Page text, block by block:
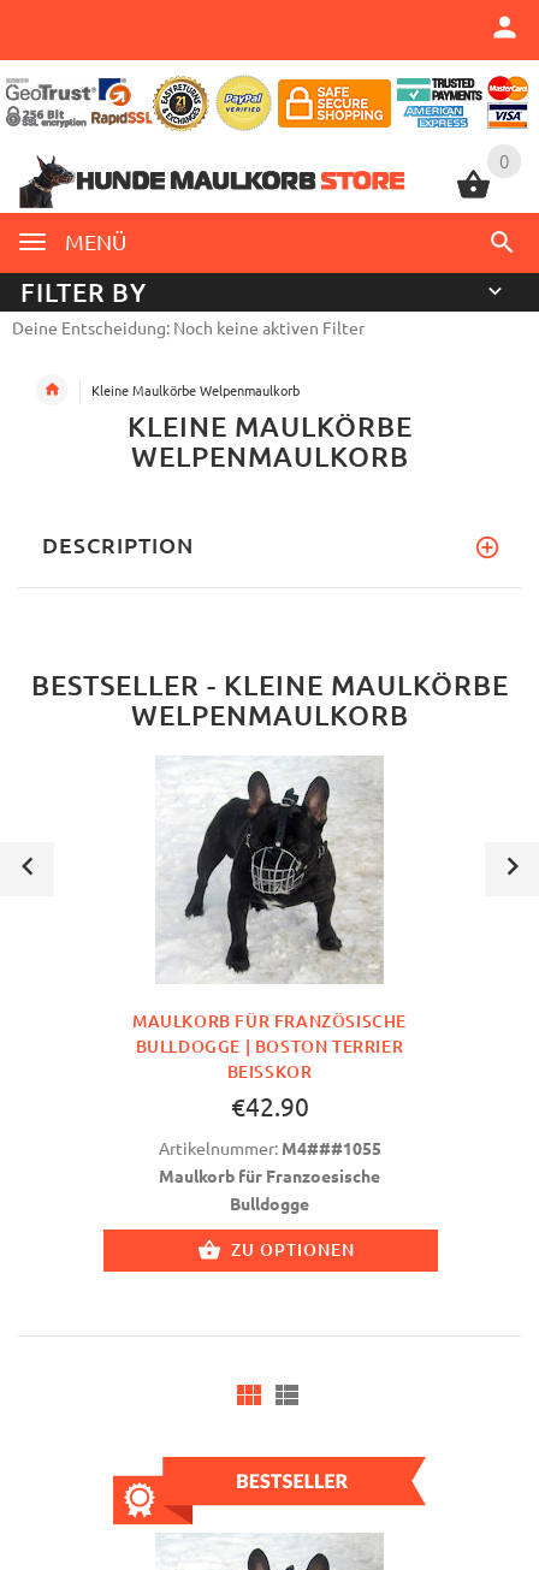
0
MENÜ
0
FILTER BY
Deine Entscheidung: Noch keine aktiven Filter
Kleine Maulkörbe Welpenmaulkorb
KLEINE MAULKÖRBE
WELPENMAULKORB
DESCRIPTION
BESTSELLER - KLEINE MAULKÖRBE
WELPENMAULKORB
MAULKORB FÜR FRANZÖSISCHE
BULLDOGGE | BOSTON TERRIER
BEISSKOR
€42.90
Artikelnummer: M4###1055
Maulkorb für Franzoesische
Bulldogge
ZU OPTIONEN